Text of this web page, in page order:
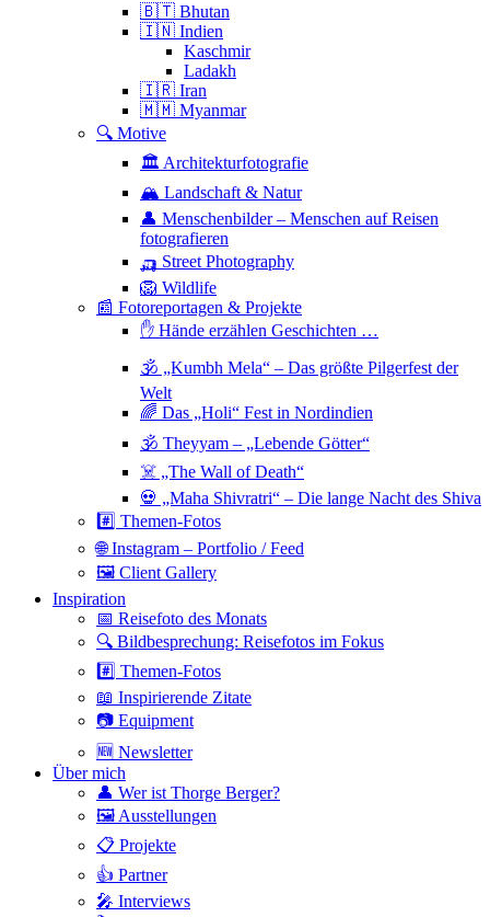
🇧🇹 Bhutan
🇮🇳 Indien
Kaschmir
Ladakh
🇮🇷 Iran
🇲🇲 Myanmar
🔍 Motive
🏛 Architekturfotografie
🏔 Landschaft & Natur
👤 Menschenbilder – Menschen auf Reisen
fotografieren
🛺 Street Photography
🦁 Wildlife
📰 Fotoreportagen & Projekte
✋ Hände erzählen Geschichten …
🕉 „Kumbh Mela“ – Das größte Pilgerfest der
Welt
🌈 Das „Holi“ Fest in Nordindien
🕉 Theyyam – „Lebende Götter“
☠️ „The Wall of Death“
💀 „Maha Shivratri“ – Die lange Nacht des Shiva
#️⃣ Themen-Fotos
🌐 Instagram – Portfolio / Feed
🖼 Client Gallery
Inspiration
📅 Reisefoto des Monats
🔍 Bildbesprechung: Reisefotos im Fokus
#️⃣ Themen-Fotos
📖 Inspirierende Zitate
📷 Equipment
🆕 Newsletter
Über mich
👤 Wer ist Thorge Berger?
🖼 Ausstellungen
📋 Projekte
👍 Partner
🎤 Interviews